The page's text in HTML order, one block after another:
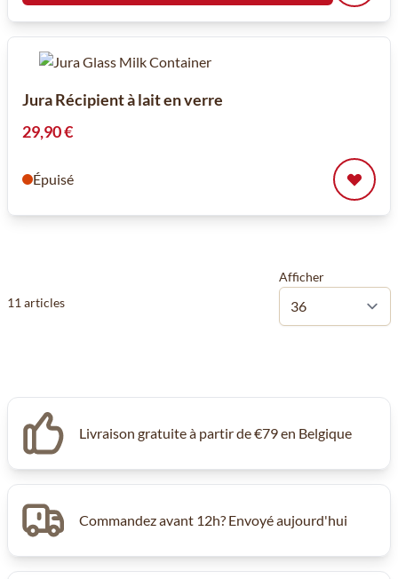
Jura Récipient à lait en verre
29,90 €
Épuisé
11 articles
Afficher
Livraison gratuite à partir de €79 en Belgique
Commandez avant 12h? Envoyé aujourd'hui